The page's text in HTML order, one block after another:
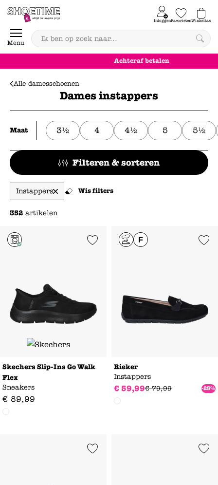
Skip to content
Menu
InloggenFavorietenWinkeltas
0
Achteraf betalen
Alle damesschoenen
Dames instappers
Maat 3½ 4 4½ 5 5½
Filteren & sorteren
Instappers Wis filters
352 artikelen
Add to Wishlist
Skechers Slip-Ins Go Walk
Flex
Sneakers
€ 89,99
Add to
Rieker
Instappers
€ 59,99€ 79,99 -25%
Add to Wishlist Add to